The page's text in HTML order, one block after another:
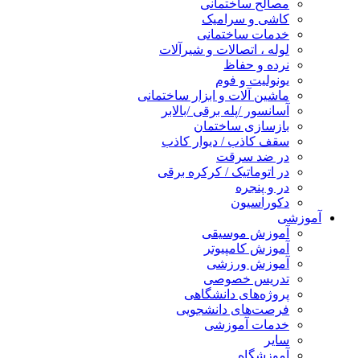
مصالح ساختمانی
کاشی و سرامیک
خدمات ساختمانی
لوله ، اتصالات و شیرآلات
نرده و حفاظ
یونولیت و فوم
ماشین آلات و ابزار ساختمانی
آسانسور /پله برقی /بالابر
بازسازی ساختمان
سقف کاذب / دیوار کاذب
در ضد سرقت
در اتوماتیک / کرکره برقی
در و پنجره
دکوراسیون
آموزشی
آموزش موسیقی
آموزش کامپیوتر
آموزش ورزشی
تدریس خصوصی
پروژه‌های دانشگاهی
فرصت‌های دانشجویی
خدمات آموزشی
سایر